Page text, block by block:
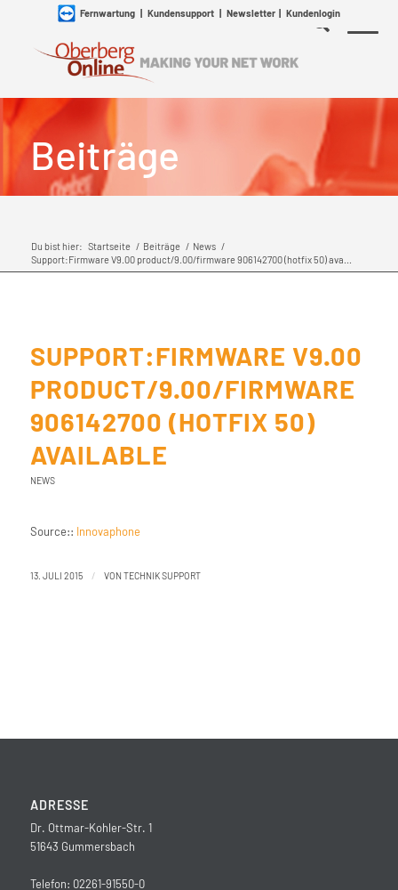
Fernwartung| Kundensupport| Newsletter| Kundenlogin
Beiträge
Du bist hier: Startseite / Beiträge / News /
Support:Firmware V9.00 product/9.00/firmware 906142700 (hotfix 50) ava...
SUPPORT:FIRMWARE V9.00
PRODUCT/9.00/FIRMWARE
906142700 (HOTFIX 50)
AVAILABLE
NEWS
Source:: Innovaphone
13. JULI 2015 / VON TECHNIK SUPPORT
ADRESSE
Dr. Ottmar-Kohler-Str. 1
51643 Gummersbach
Telefon: 02261-91550-0